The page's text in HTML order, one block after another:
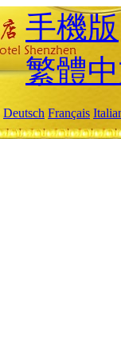
手機版
繁體
Deutsch Français